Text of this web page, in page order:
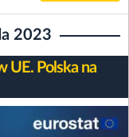
2023
UE. Polska na